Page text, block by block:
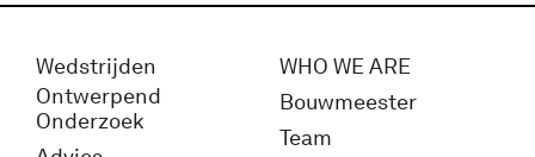
Wedstrijden
Ontwerpend
Onderzoek
WHO WE ARE
Bouwmeester
Team